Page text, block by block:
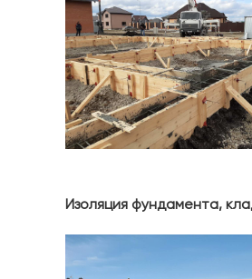
Изоляция фундамента,